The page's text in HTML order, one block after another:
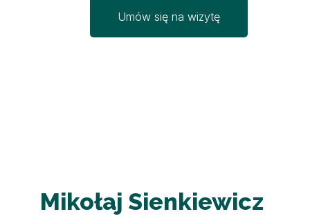
Umów się na wizytę
Mikołaj Sienkiewicz